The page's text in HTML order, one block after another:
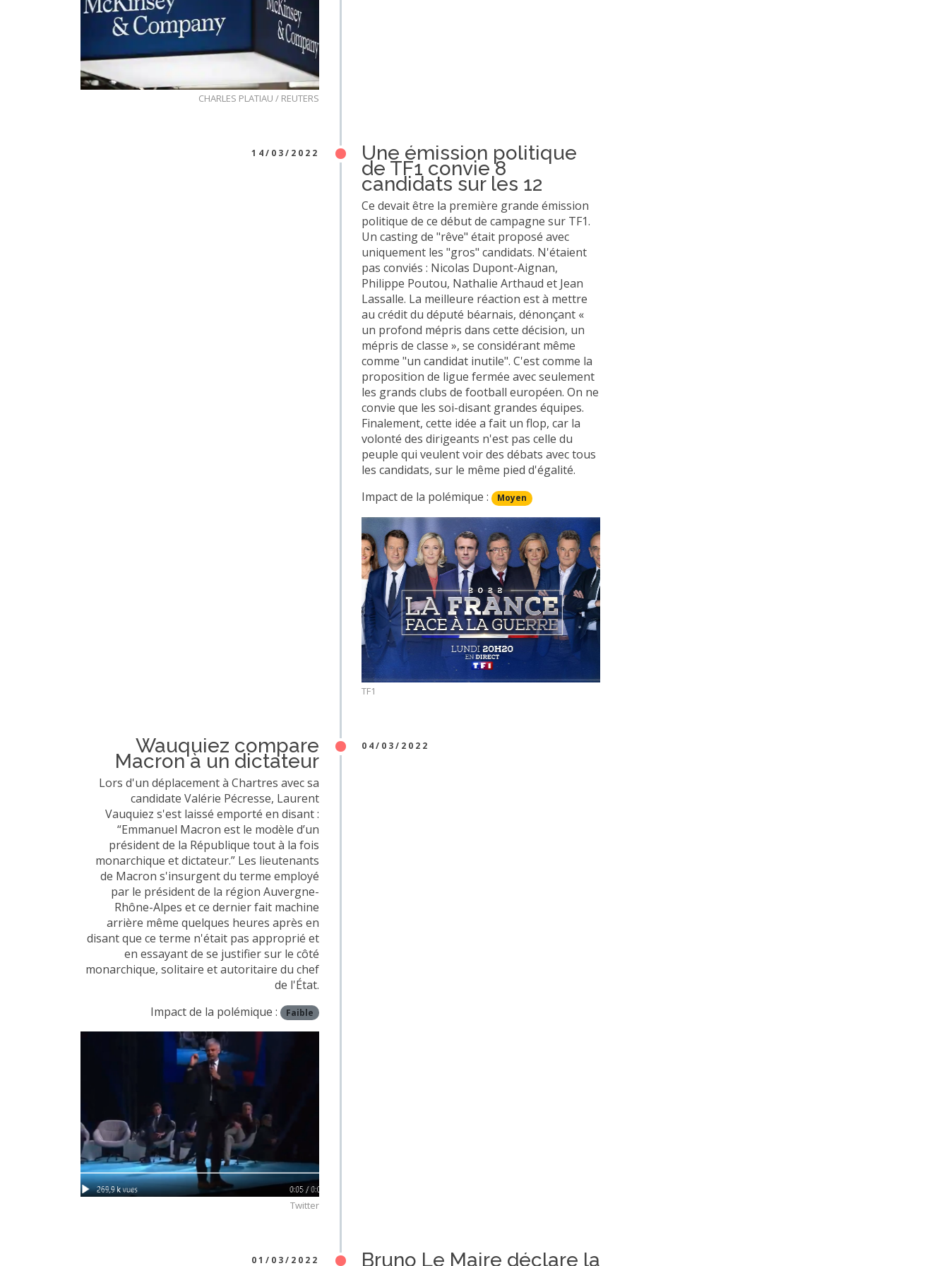
CHARLES PLATIAU / REUTERS
14/03/2022 Une émission politique
de TF1 convie 8
candidats sur les 12
Ce devait être la première grande émission
politique de ce début de campagne sur TF1.
Un casting de "rêve" était proposé avec
uniquement les "gros" candidats. N'étaient
pas conviés : Nicolas Dupont-Aignan,
Philippe Poutou, Nathalie Arthaud et Jean
Lassalle. La meilleure réaction est à mettre
au crédit du député béarnais, dénonçant «
un profond mépris dans cette décision, un
mépris de classe », se considérant même
comme "un candidat inutile". C'est comme la
proposition de ligue fermée avec seulement
les grands clubs de football européen. On ne
convie que les soi-disant grandes équipes.
Finalement, cette idée a fait un flop, car la
volonté des dirigeants n'est pas celle du
peuple qui veulent voir des débats avec tous
les candidats, sur le même pied d'égalité.
Impact de la polémique :
Moyen
TF1
04/03/2022
Wauquiez compare
Macron à un dictateur
Lors d'un déplacement à Chartres avec sa
candidate Valérie Pécresse, Laurent
Vauquiez s'est laissé emporté en disant :
“Emmanuel Macron est le modèle d’un
président de la République tout à la fois
monarchique et dictateur.” Les lieutenants
de Macron s'insurgent du terme employé
par le président de la région Auvergne-
Rhône-Alpes et ce dernier fait machine
arrière même quelques heures après en
disant que ce terme n'était pas approprié et
en essayant de se justifier sur le côté
monarchique, solitaire et autoritaire du chef
de l'État.
Impact de la polémique : Faible
Twitter
01/03/2022 Bruno Le Maire déclare la